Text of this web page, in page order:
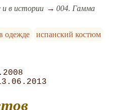
в истории
004. Гамма
одежде
испанский костюм